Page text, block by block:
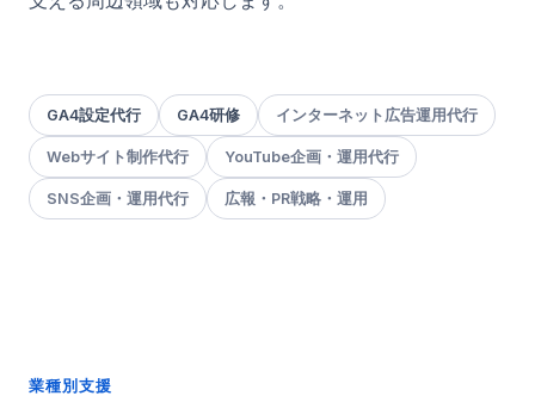
GA4設定代行 GA4研修 インターネット広告運用代行
Webサイト制作代行 YouTube企画・運用代行
SNS企画・運用代行 広報・PR戦略・運用
業種別支援